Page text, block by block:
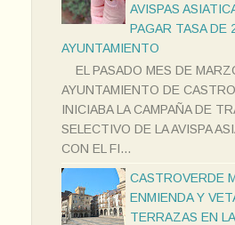
AVISPAS
PAGAR TASA DE
AYUNTAMIENTO
EL PASADO MES DE
AYUNTAMIENTO DE
INICIABA LA CAMPAÑA DE
SELECTIVO DE LA AVISPA
CON EL FI...
CASTROVERDE
ENMIENDA Y
TERRAZAS EN